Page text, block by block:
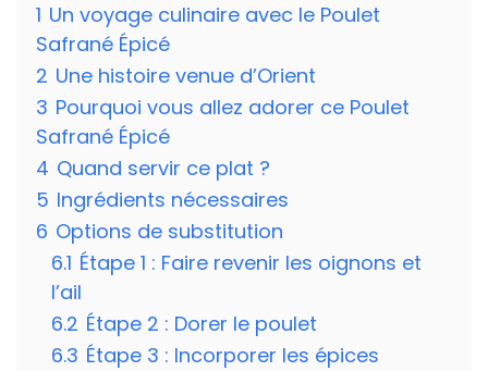
1 Un voyage culinaire avec le Poulet
Safrané Épicé
2 Une histoire venue d’Orient
3 Pourquoi vous allez adorer ce Poulet
Safrané Épicé
4 Quand servir ce plat ?
5 Ingrédients nécessaires
6 Options de substitution
6.1 Étape 1 : Faire revenir les oignons et
l’ail
6.2 Étape 2 : Dorer le poulet
6.3 Étape 3 : Incorporer les épices